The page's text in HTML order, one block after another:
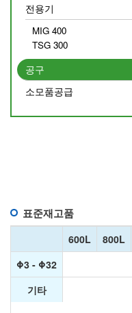
전용기
MIG 400
TSG 300
공구
소모품공급
표준재고품
600L 800L
Φ3 - Φ32
기타